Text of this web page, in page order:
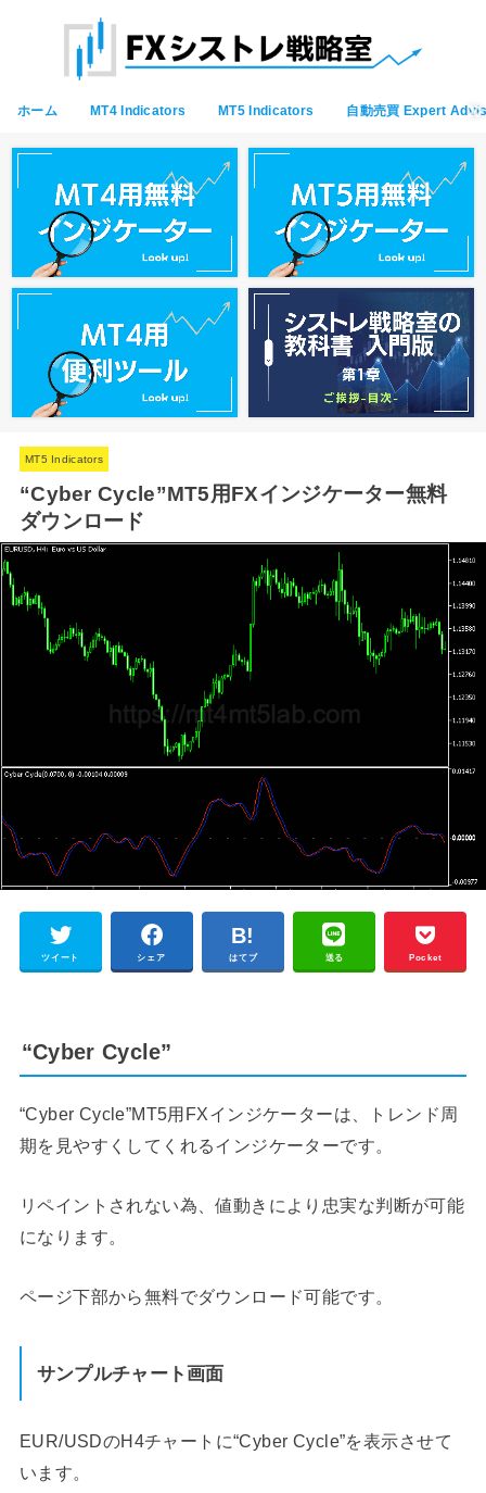
ホーム MT4 Indicators MT5 Indicators 自動売買 Expert
MT5 Indicators
“Cyber Cycle”MT5用FXインジケーター無料
ダウンロード
ツイート シェア はてブ 送る Pocket
“Cyber Cycle”
“Cyber Cycle”MT5用FXインジケーターは、トレンド周
期を見やすくしてくれるインジケーターです。
リペイントされない為、値動きにより忠実な判断が可能
になります。
ページ下部から無料でダウンロード可能です。
サンプルチャート画面
EUR/USDのH4チャートに“Cyber Cycle”を表示させて
います。